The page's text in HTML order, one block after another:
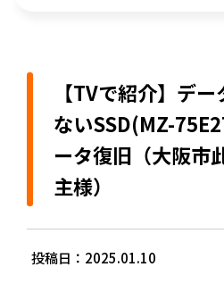
【TVで紹介】デ
ないSSD(MZ-
ータ復旧（大阪
主様）
投稿日：2025.01.10